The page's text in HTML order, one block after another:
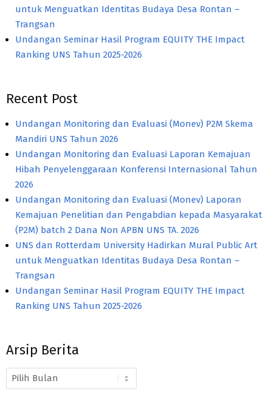
untuk Menguatkan Identitas Budaya Desa Rontan –
Trangsan
Undangan Seminar Hasil Program EQUITY THE Impact
Ranking UNS Tahun 2025-2026
Recent Post
Undangan Monitoring dan Evaluasi (Monev) P2M Skema
Mandiri UNS Tahun 2026
Undangan Monitoring dan Evaluasi Laporan Kemajuan
Hibah Penyelenggaraan Konferensi Internasional Tahun
2026
Undangan Monitoring dan Evaluasi (Monev) Laporan
Kemajuan Penelitian dan Pengabdian kepada Masyarakat
(P2M) batch 2 Dana Non APBN UNS TA. 2026
UNS dan Rotterdam University Hadirkan Mural Public Art
untuk Menguatkan Identitas Budaya Desa Rontan –
Trangsan
Undangan Seminar Hasil Program EQUITY THE Impact
Ranking UNS Tahun 2025-2026
Arsip Berita
Arsip